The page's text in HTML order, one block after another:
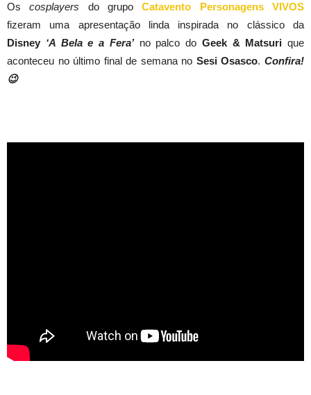
Oscosplayers do grupoCatavento Personagens VIVOS
fizeram uma apresentação linda inspirada no clássico da
Disney ‘A Bela e a Fera’no palco do Geek & Matsuri que
aconteceu no último final de semana no Sesi Osasco.Confira!
😉